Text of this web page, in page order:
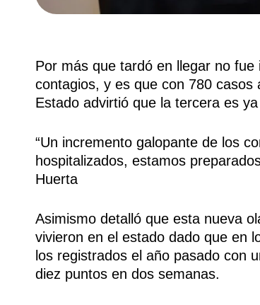
Por más que tardó en llegar no
contagios, y es que con 780 casos
Estado advirtió que la tercera es
“Un incremento galopante de los
hospitalizados, estamos
Huerta
Asimismo detalló que esta nueva
vivieron en el estado dado que en
los registrados el año pasado con
diez puntos en dos semanas.